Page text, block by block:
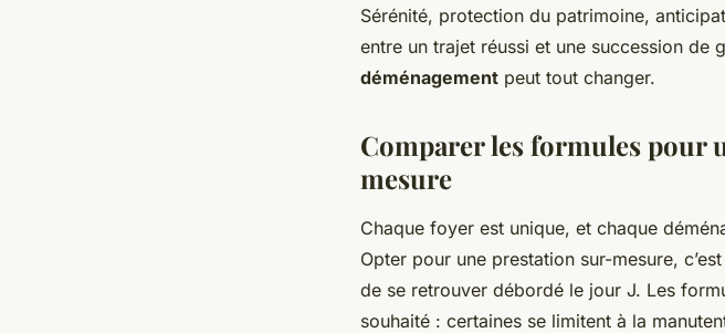
Sérénité, protection du patrimoine,
entre un trajet réussi et une succession de
déménagement peut tout changer.
Comparer les formules pour
mesure
Chaque foyer est unique, et chaque
Opter pour une prestation sur-mesure,
de se retrouver débordé le jour J. Les
souhaité : certaines se limitent à la